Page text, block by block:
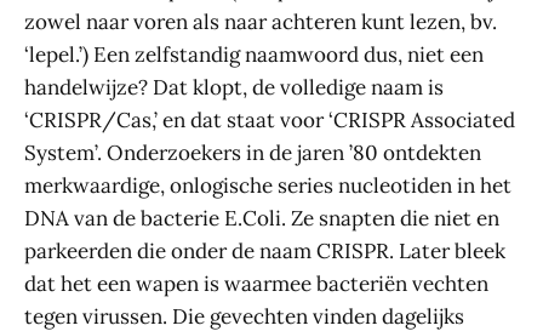
zowel naar voren als naar achteren kunt lezen, bv.
‘lepel.’) Een zelfstandig naamwoord dus, niet een
handelwijze? Dat klopt, de volledige naam is
‘CRISPR/Cas,’ en dat staat voor ‘CRISPR Associated
System’. Onderzoekers in de jaren ’80 ontdekten
merkwaardige, onlogische series nucleotiden in het
DNA van de bacterie E.Coli. Ze snapten die niet en
parkeerden die onder de naam CRISPR. Later bleek
dat het een wapen is waarmee bacteriën vechten
tegen virussen. Die gevechten vinden dagelijks